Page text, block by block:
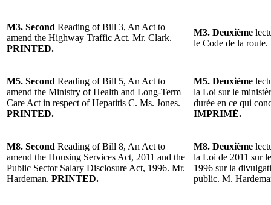
M3. Second Reading of Bill 3, An Act to
amend the Highway Traffic Act. Mr. Clark.
PRINTED.
M3. Deuxième
le Code de la
M5. Second Reading of Bill 5, An Act to
amend the Ministry of Health and Long-Term
Care Act in respect of Hepatitis C. Ms. Jones.
PRINTED.
M5. Deuxième
la Loi sur le
durée en ce qui
IMPRIMÉ.
M8. Second Reading of Bill 8, An Act to
amend the Housing Services Act, 2011 and the
Public Sector Salary Disclosure Act, 1996. Mr.
Hardeman. PRINTED.
M8. Deuxième
la Loi de 2011 sur
1996 sur la
public. M.